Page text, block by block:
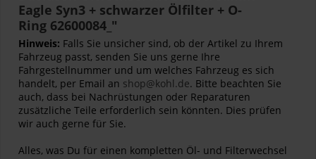
Eagle Syn3 + schwarzer Ölfilter + O-
Ring 62600084_"
Hinweis: Falls Sie unsicher sind, ob der Artikel zu Ihrem
Fahrzeug passt, senden Sie uns gerne Ihre
Fahrgestellnummer und um welches Fahrzeug es sich
handelt, per Email an shop@kohl.de. Bitte beachten Sie
auch, dass bei Nachrüstungen oder Reparaturen
zusätzliche Teile erforderlich sein könnten. Dies prüfen
wir auch gerne für Sie.
Alles, was Du für einen kompletten Öl- und Filterwechsel